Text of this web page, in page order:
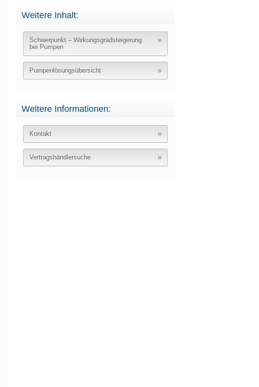
Weitere Inhalt:
Schwerpunkt – Wirkungsgradsteigerung
bei Pumpen
Pumpenlösungsübersicht
Weitere Informationen:
Kontakt
Vertragshändlersuche